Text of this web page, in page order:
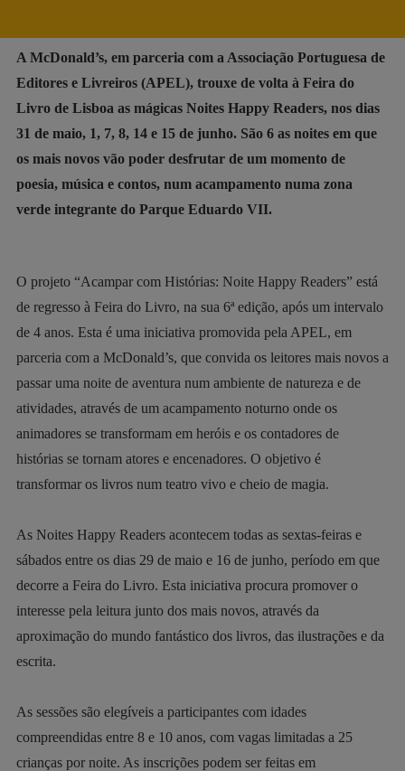
A McDonald’s, em parceria com a Associação Portuguesa de
Editores e Livreiros (APEL), trouxe de volta à Feira do
Livro de Lisboa as mágicas Noites Happy Readers, nos dias
31 de maio, 1, 7, 8, 14 e 15 de junho. São 6 as noites em que
os mais novos vão poder desfrutar de um momento de
poesia, música e contos, num acampamento numa zona
verde integrante do Parque Eduardo VII.
O projeto “Acampar com Histórias: Noite Happy Readers” está
de regresso à Feira do Livro, na sua 6ª edição, após um intervalo
de 4 anos. Esta é uma iniciativa promovida pela APEL, em
parceria com a McDonald’s, que convida os leitores mais novos a
passar uma noite de aventura num ambiente de natureza e de
atividades, através de um acampamento noturno onde os
animadores se transformam em heróis e os contadores de
histórias se tornam atores e encenadores. O objetivo é
transformar os livros num teatro vivo e cheio de magia.
As Noites Happy Readers acontecem todas as sextas-feiras e
sábados entre os dias 29 de maio e 16 de junho, período em que
decorre a Feira do Livro. Esta iniciativa procura promover o
interesse pela leitura junto dos mais novos, através da
aproximação do mundo fantástico dos livros, das ilustrações e da
escrita.
As sessões são elegíveis a participantes com idades
compreendidas entre 8 e 10 anos, com vagas limitadas a 25
crianças por noite. As inscrições podem ser feitas em